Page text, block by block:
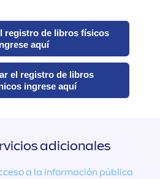
registro de libros físicos
aquí
el registro de libros
ingrese aquí
adicionales
a la información pública